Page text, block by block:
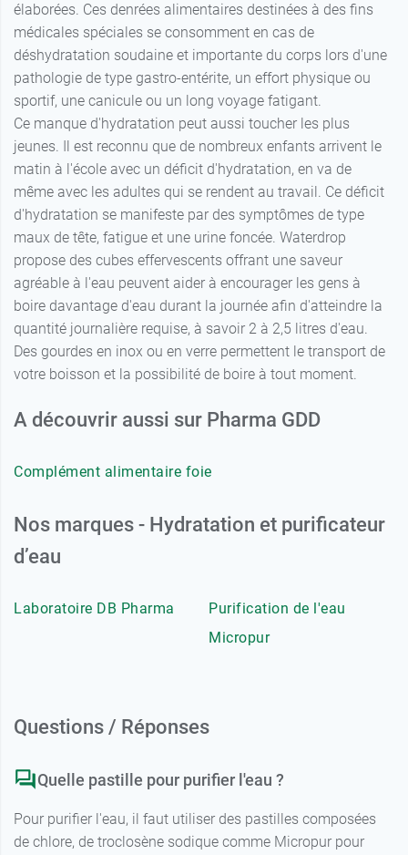
élaborées. Ces denrées alimentaires destinées à des fins
médicales spéciales se consomment en cas de
déshydratation soudaine et importante du corps lors d'une
pathologie de type gastro-entérite, un effort physique ou
sportif, une canicule ou un long voyage fatigant.
Ce manque d'hydratation peut aussi toucher les plus
jeunes. Il est reconnu que de nombreux enfants arrivent le
matin à l'école avec un déficit d'hydratation, en va de
même avec les adultes qui se rendent au travail. Ce déficit
d'hydratation se manifeste par des symptômes de type
maux de tête, fatigue et une urine foncée. Waterdrop
propose des cubes effervescents offrant une saveur
agréable à l'eau peuvent aider à encourager les gens à
boire davantage d'eau durant la journée afin d'atteindre la
quantité journalière requise, à savoir 2 à 2,5 litres d'eau.
Des gourdes en inox ou en verre permettent le transport de
votre boisson et la possibilité de boire à tout moment.
A découvrir aussi sur Pharma GDD
Complément alimentaire foie
Nos marques - Hydratation et purificateur
d’eau
Laboratoire DB Pharma
Purification de l'eau
Micropur
Questions / Réponses
Quelle pastille pour purifier l'eau ?
Pour purifier l'eau, il faut utiliser des pastilles composées
de chlore, de troclosène sodique comme Micropur pour